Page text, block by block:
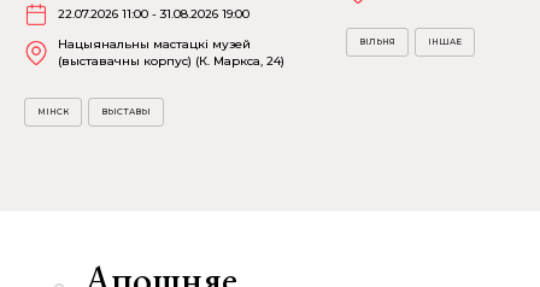
22.07.2026 11:00 - 31.08.2026 19:00
Нацыянальны мастацкі музей
(выставачны корпус) (К. Маркса, 24)
МІНСК ВЫСТАВЫ
ВІЛЬНЯ ІНШАЕ